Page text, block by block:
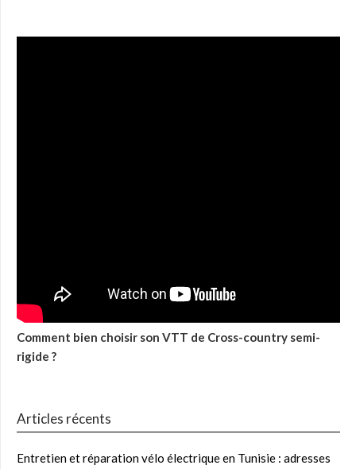
Comment bien choisir son VTT de Cross-country semi-
rigide ?
Articles récents
Entretien et réparation vélo électrique en Tunisie : adresses